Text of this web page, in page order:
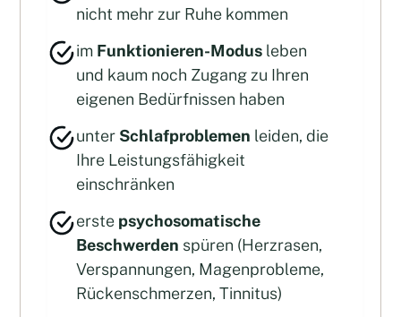
nicht mehr zur Ruhe kommen
im Funktionieren-Modus leben
und kaum noch Zugang zu Ihren
eigenen Bedürfnissen haben
unter Schlafproblemen leiden, die
Ihre Leistungsfähigkeit
einschränken
erste psychosomatische
Beschwerden spüren (Herzrasen,
Verspannungen, Magenprobleme,
Rückenschmerzen, Tinnitus)